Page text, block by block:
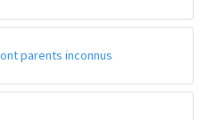
parents inconnus